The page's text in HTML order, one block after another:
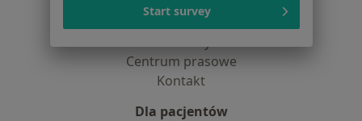
Rekrutujemy!
Centrum prasowe
Kontakt
Dla pacjentów
Start survey